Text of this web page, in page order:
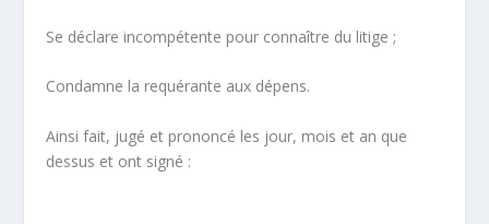
Se déclare incompétente pour connaître du litige ;
Condamne la requérante aux dépens.
Ainsi fait, jugé et prononcé les jour, mois et an que
dessus et ont signé :